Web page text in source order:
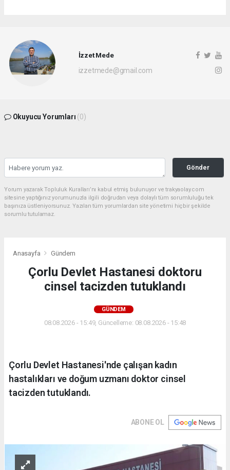
İzzet Mede
izzetmede@gmail.com
Okuyucu Yorumları (0)
Gönder
Yorum yazarak Topluluk Kuralları’nı kabul etmiş bulunuyor ve trakyaolay.com
sitesine yaptığınız yorumunuzla ilgili doğrudan veya dolaylı tüm sorumluluğu tek
başınıza üstleniyorsunuz. Yazılan tüm yorumlardan site yönetimi hiçbir şekilde
sorumlu tutulamaz.
Anasayfa Gündem
Çorlu Devlet Hastanesi doktoru
cinsel tacizden tutuklandı
GÜNDEM
08.08.2026 - 15:49, Güncelleme: 08.08.2026 - 15:48
Çorlu Devlet Hastanesi'nde çalışan kadın
hastalıkları ve doğum uzmanı doktor cinsel
tacizden tutuklandı.
ABONE OL